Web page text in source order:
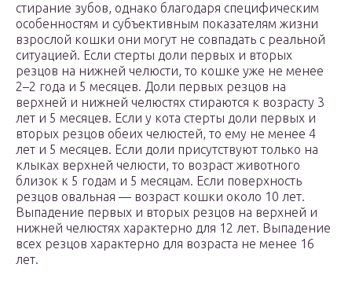
стирание зубов, однако благодаря специфическим
особенностям и субъективным показателям жизни
взрослой кошки они могут не совпадать с реальной
ситуацией. Если стерты доли первых и вторых
резцов на нижней челюсти, то кошке уже не менее
2–2 года и 5 месяцев. Доли первых резцов на
верхней и нижней челюстях стираются к возрасту 3
лет и 5 месяцев. Если у кота стерты доли первых и
вторых резцов обеих челюстей, то ему не менее 4
лет и 5 месяцев. Если доли присутствуют только на
клыках верхней челюсти, то возраст животного
близок к 5 годам и 5 месяцам. Если поверхность
резцов овальная — возраст кошки около 10 лет.
Выпадение первых и вторых резцов на верхней и
нижней челюстях характерно для 12 лет. Выпадение
всех резцов характерно для возраста не менее 16
лет.